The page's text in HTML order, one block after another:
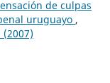
de culpas
uruguayo ,
(2007)